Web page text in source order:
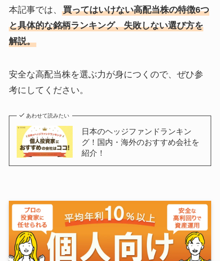
本記事では、 買ってはいけない高配当株の特徴6つ
と具体的な銘柄ランキング、失敗しない選び方を
解説。
安全な高配当株を選ぶ力が身につくので、ぜひ参
考にしてください。
あわせて読みたい
日本のヘッジファンドランキン
グ！国内・海外のおすすめ会社を
紹介！